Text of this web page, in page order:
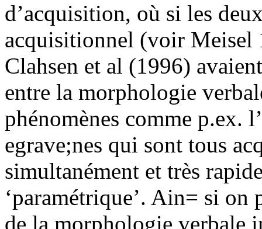
d’acquisition, où si les
acquisitionnel (voir Meisel
Clahsen et al (1996)
entre la morphologie
phénomènes comme p.ex.
egrave;nes qui sont tous
simultanément et très
‘paramétrique’. Ain= si on
de la morphologie verbale